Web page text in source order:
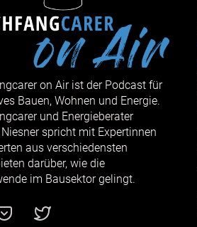
on Air ist der Podcast für
Bauen, Wohnen und Energie.
und Energieberater
spricht mit Expertinnen
aus verschiedensten
darüber, wie die
im Bausektor gelingt.